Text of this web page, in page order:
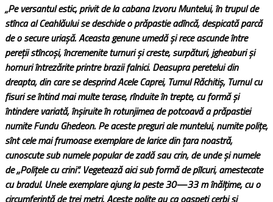
„Pe versantul estic, privit de la cabana Izvoru Muntelui, în trupul de
stînca al Ceahlăului se deschide o prăpastie adîncă, despicată parcă
de o secure uriaşă. Aceasta genune umedă şi rece ascunde între
pereţii stîncoşi, încremenite turnuri şi creste, surpături, jgheaburi şi
hornuri întrezărite printre brazii falnici. Deasupra peretelui din
dreapta, din care se desprind Acele Caprei, Tumul Răchitiş, Turnul cu
fisuri se întind mai multe terase, rînduite în trepte, cu formă şi
întindere variată, înşiruite în rotunjimea de potcoavă a prăpastiei
numite Fundu Ghedeon. Pe aceste preguri ale muntelui, numite poliţe,
sînt cele mai frumoase exemplare de larice din ţara noastră,
cunoscute sub numele popular de zadă sau crin, de unde şi numele
de ,,Poliţele cu crini”. Vegetează aici sub formă de pîlcuri, amestecate
cu bradul. Unele exemplare ajung la peste 30—33 m înălţime, cu o
circumferinţă de trei metri. Aceste poliţe au ca oaspeţi cerbi şi